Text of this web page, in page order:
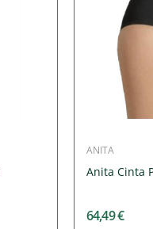
ANITA
Anita Cinta
64,49 €